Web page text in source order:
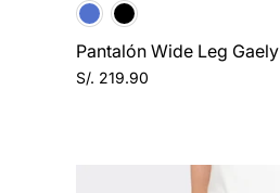
Pantalón Wide Leg Gaely
S/. 219.90